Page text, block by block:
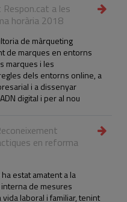
Respon.cat a les
horària 2018
de màrqueting
de marques en entorns
marques i les
dels entorns online, a
i a dissenyar
digital i per al nou
en reforma
estat amatent a la
de mesures
laboral i familiar, tenint